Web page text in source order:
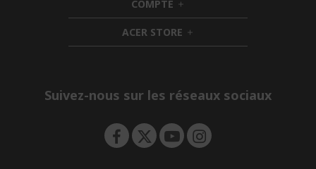
e
n
d
d
e
n
COMPTE h
i
d
d
ACER STORE h
i
e
Suivez-nous sur les réseaux sociaux